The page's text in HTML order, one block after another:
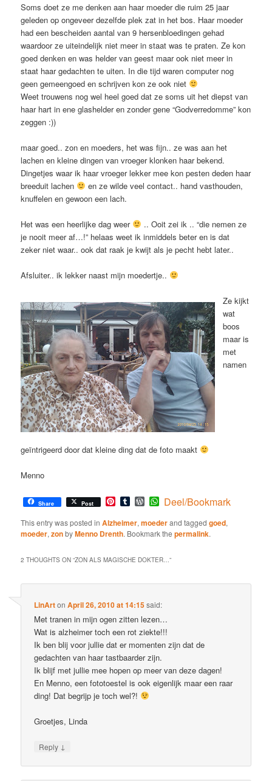
Soms doet ze me denken aan haar moeder die ruim 25 jaar
geleden op ongeveer dezelfde plek zat in het bos. Haar moeder
had een bescheiden aantal van 9 hersenbloedingen gehad
waardoor ze uiteindelijk niet meer in staat was te praten. Ze kon
goed denken en was helder van geest maar ook niet meer in
staat haar gedachten te uiten. In die tijd waren computer nog
geen gemeengoed en schrijven kon ze ook niet
Weet trouwens nog wel heel goed dat ze soms uit het diepst van
haar hart in ene glashelder en zonder gene “Godverredomme” kon
zeggen :))
maar goed.. zon en moeders, het was fijn.. ze was aan het
lachen en kleine dingen van vroeger klonken haar bekend.
Dingetjes waar ik haar vroeger lekker mee kon pesten deden haar
breeduit lachen
en ze wilde veel contact.. hand vasthouden,
knuffelen en gewoon een lach.
Het was een heerlijke dag weer
.. Ooit zei ik .. “die nemen ze
je nooit meer af…!” helaas weet ik inmiddels beter en is dat
zeker niet waar.. ook dat raak je kwijt als je pecht hebt later..
Afsluiter.. ik lekker naast mijn moedertje..
Ze kijkt
wat
boos
maar is
met
namen
geïntrigeerd door dat kleine ding dat de foto maakt
Menno
Share Post Pinterest
TumblrWordPress
WhatsApp
Deel/Bookmark
This entry was posted inAlzheimer,moederand taggedgoed,
moeder,zonbyMenno Drenth. Bookmark thepermalink.
2 THOUGHTS ON “ZON ALS MAGISCHE DOKTER…”
LinArtonApril 26, 2010 at 14:15said:
Met tranen in mijn ogen zitten lezen…
Wat is alzheimer toch een rot ziekte!!!
Ik ben blij voor jullie dat er momenten zijn dat de
gedachten van haar tastbaarder zijn.
Ik blijf met jullie mee hopen op meer van deze dagen!
En Menno, een fototoestel is ook eigenlijk maar een raar
ding! Dat begrijp je toch wel?!
Groetjes, Linda
Reply ↓